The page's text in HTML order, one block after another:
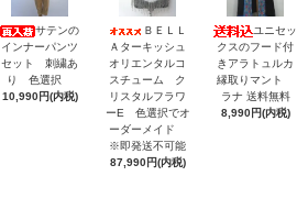
サテンの
インナーパンツ
セット 刺繍あ
り 色選択
10,990円(内税)
ＢＥＬＬ
Ａターキッシュ
オリエンタルコ
スチューム ク
リスタルフラワ
ーE 色選択でオ
ーダーメイド
※即発送不可能
87,990円(内税)
ユニセッ
クスのフード付
きアラトュルカ
縁取りマント
ラナ 送料無料
8,990円(内税)